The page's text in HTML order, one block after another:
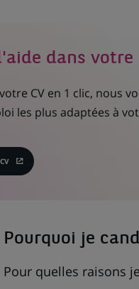
dans votre
CV en 1 clic, nous
les plus adaptées à
Pourquoi je
Pour quelles raisons